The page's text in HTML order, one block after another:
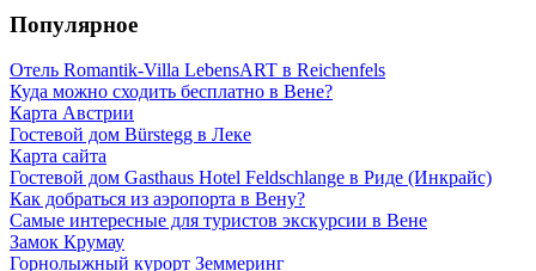
Популярное
Отель Romantik-Villa LebensART в Reichenfels
Куда можно сходить бесплатно в Вене?
Карта Австрии
Гостевой дом Bürstegg в Леке
Карта сайта
Гостевой дом Gasthaus Hotel Feldschlange в Риде (Инкрайс)
Как добраться из аэропорта в Вену?
Самые интересные для туристов экскурсии в Вене
Замок Крумау
Горнолыжный курорт Земмеринг